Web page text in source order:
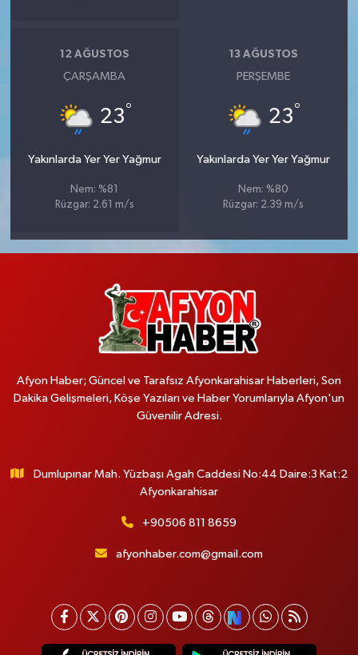
12 AĞUSTOS
ÇARŞAMBA
23°
Yakınlarda Yer Yer Yağmur
Nem: %81
Rüzgar: 2.61 m/s
13 AĞUSTOS
PERŞEMBE
23°
Yakınlarda Yer Yer Yağmur
Nem: %80
Rüzgar: 2.39 m/s
Afyon Haber; Güncel ve Tarafsız Afyonkarahisar Haberleri, Son
Dakika Gelişmeleri, Köşe Yazıları ve Haber Yorumlarıyla Afyon'un
Güvenilir Adresi.
Dumlupınar Mah. Yüzbaşı Agah Caddesi No:44 Daire:3 Kat:2
Afyonkarahisar
+90506 811 8659
afyonhaber.com@gmail.com